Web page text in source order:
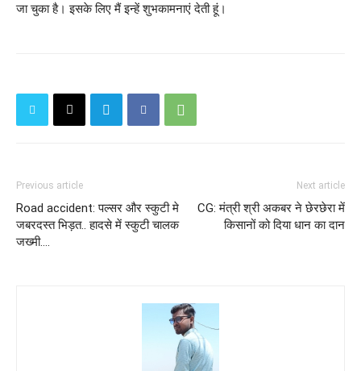
जा चुका है। इसके लिए मैं इन्हें शुभकामनाएं देती हूं।
Previous article
Road accident: पल्सर और स्कुटी मे
जबरदस्त भिड़त.. हादसे में स्कुटी चालक
जख्मी….
Next article
CG: मंत्री श्री अकबर ने छेरछेरा में
किसानों को दिया धान का दान